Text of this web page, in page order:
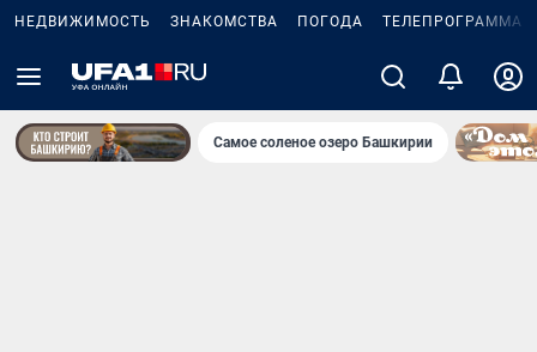
НЕДВИЖИМОСТЬ ЗНАКОМСТВА ПОГОДА ТЕЛЕПРОГРАММА
Самое соленое озеро Башкирии